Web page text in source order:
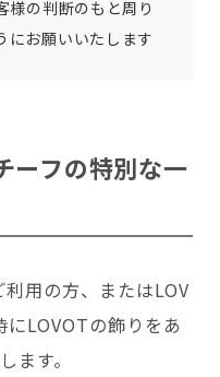
様の判断のもと周り
にお願いいたします
ーフの特別な一
用の方、またはLOV
LOVOTの飾りをあ
ます。